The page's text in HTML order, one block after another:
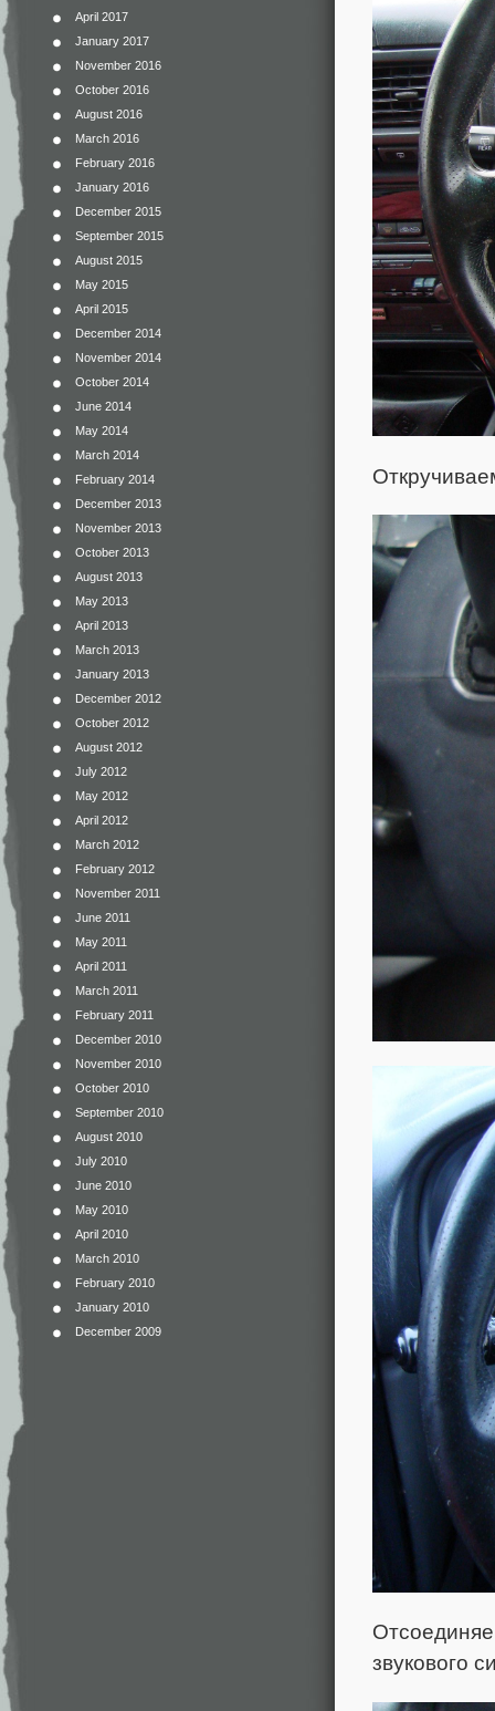
April 2017
January 2017
November 2016
October 2016
August 2016
March 2016
February 2016
January 2016
December 2015
September 2015
August 2015
May 2015
April 2015
December 2014
November 2014
October 2014
June 2014
May 2014
March 2014
February 2014
December 2013
November 2013
October 2013
August 2013
May 2013
April 2013
March 2013
January 2013
December 2012
October 2012
August 2012
July 2012
May 2012
April 2012
March 2012
February 2012
November 2011
June 2011
May 2011
April 2011
March 2011
February 2011
December 2010
November 2010
October 2010
September 2010
August 2010
July 2010
June 2010
May 2010
April 2010
March 2010
February 2010
January 2010
December 2009
звукового